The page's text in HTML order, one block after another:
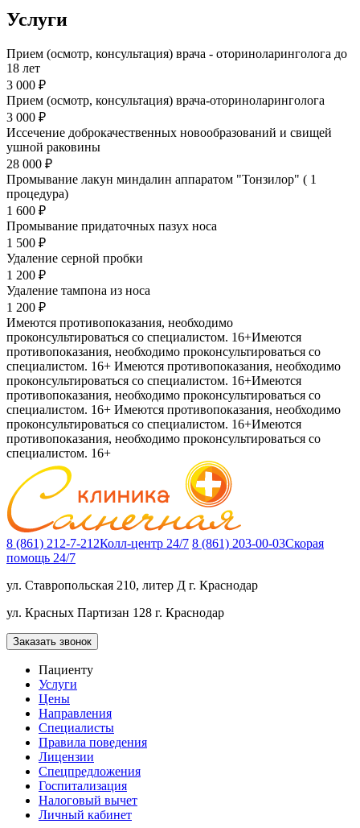
Услуги
Прием (осмотр, консультация) врача - оториноларинголога до
18 лет
3 000 ₽
Прием (осмотр, консультация) врача-оториноларинголога
3 000 ₽
Иссечение доброкачественных новообразований и свищей
ушной раковины
28 000 ₽
Промывание лакун миндалин аппаратом "Тонзилор" ( 1
процедура)
1 600 ₽
Промывание придаточных пазух носа
1 500 ₽
Удаление серной пробки
1 200 ₽
Удаление тампона из носа
1 200 ₽
Имеются противопоказания, необходимо
проконсультироваться со специалистом. 16+Имеются
противопоказания, необходимо проконсультироваться со
специалистом. 16+ Имеются противопоказания, необходимо
проконсультироваться со специалистом. 16+Имеются
противопоказания, необходимо проконсультироваться со
специалистом. 16+ Имеются противопоказания, необходимо
проконсультироваться со специалистом. 16+Имеются
противопоказания, необходимо проконсультироваться со
специалистом. 16+
8 (861) 212-7-212Колл-центр 24/7 8 (861) 203-00-03Скорая
помощь 24/7
ул. Ставропольская 210, литер Д г. Краснодар
ул. Красных Партизан 128 г. Краснодар
Заказать звонок
Пациенту
Услуги
Цены
Направления
Специалисты
Правила поведения
Лицензии
Спецпредложения
Госпитализация
Налоговый вычет
Личный кабинет